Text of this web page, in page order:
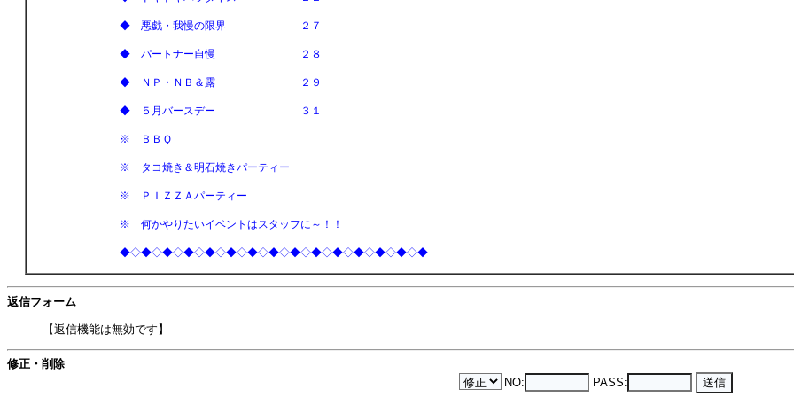
◆ 悪戯・我慢の限界 ２７
◆ パートナー自慢 ２８
◆ ＮＰ・ＮＢ＆露 ２９
◆ ５月バースデー ３１
※ ＢＢＱ
※ タコ焼き＆明石焼きパーティー
※ ＰＩＺＺＡパーティー
※ 何かやりたいイベントはスタッフに～！！
◆◇◆◇◆◇◆◇◆◇◆◇◆◇◆◇◆◇◆◇◆◇◆◇◆◇◆◇◆
返信フォーム
【返信機能は無効です】
修正・削除
NO:
PASS: